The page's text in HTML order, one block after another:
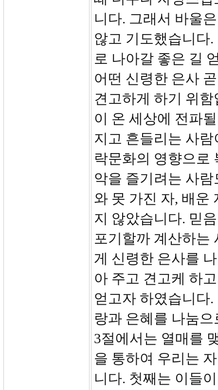
니다. 그래서 바울
않고 기도했습니다
로 나아갈 좋은 길
어떤 신령한 은사
견고하게 하기 위
이 온 세상에 전파
지고 흔들리는 사
락문화의 영향으로
악을 즐기려는 사
와 못 가진 자, 배운
지 않았습니다. 믿
포기할까 계산하는
게 신령한 은사를
아 주고 견고케 하
얻고자 하였습니다
랑과 은혜를 나눔
3절에서는 열매를
을 통하여 우리는
니다. 첫째는 이들